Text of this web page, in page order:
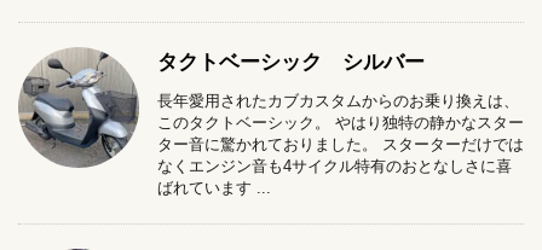
タクトベーシック シルバー
長年愛用されたカブカスタムからのお乗り換えは、
このタクトベーシック。 やはり独特の静かなスター
ター音に驚かれておりました。 スターターだけでは
なくエンジン音も4サイクル特有のおとなしさに喜
ばれています ...